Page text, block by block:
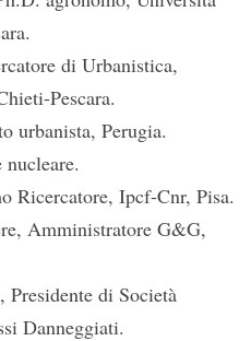
di Urbanistica,
Pescara.
urbanista, Perugia.
Ricercatore, Ipcf-Cnr, Pisa.
Amministratore G&G,
di Società
Danneggiati.